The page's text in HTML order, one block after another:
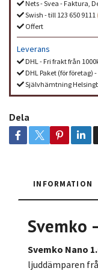
Nets - Svea - Faktura,
Swish - till 123 650 9111
Offert
Leverans
DHL - Fri frakt från
DHL Paket (för företag)
Självhämtning
Dela
INFORMATION
Svemko
Svemko Nano
ljuddämparen